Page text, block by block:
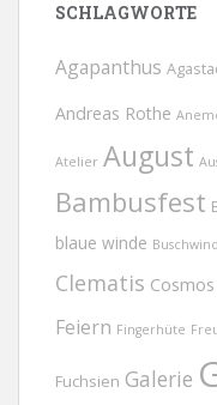
SCHLAGWORTE
Agapanthus
Andreas Rothe
Atelier August
Bambusfest
blaue winde
Clematis Cosmos
Feiern Fingerhüte
Fuchsien Galerie